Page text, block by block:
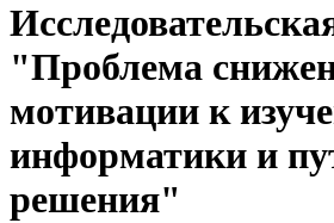
"Проблема
мотивации к
информатики и
решения"